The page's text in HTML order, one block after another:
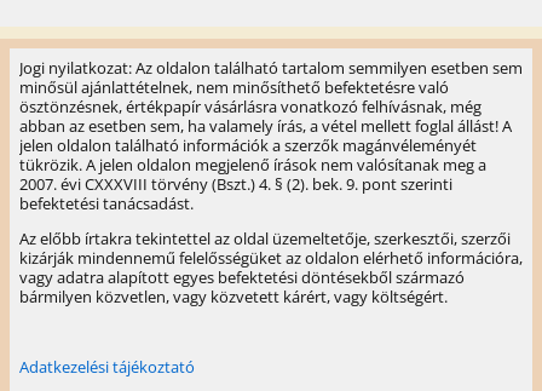
Jogi nyilatkozat: Az oldalon található tartalom semmilyen esetben sem
minősül ajánlattételnek, nem minősíthető befektetésre való
ösztönzésnek, értékpapír vásárlásra vonatkozó felhívásnak, még
abban az esetben sem, ha valamely írás, a vétel mellett foglal állást! A
jelen oldalon található információk a szerzők magánvéleményét
tükrözik. A jelen oldalon megjelenő írások nem valósítanak meg a
2007. évi CXXXVIII törvény (Bszt.) 4. § (2). bek. 9. pont szerinti
befektetési tanácsadást.
Az előbb írtakra tekintettel az oldal üzemeltetője, szerkesztői, szerzői
kizárják mindennemű felelősségüket az oldalon elérhető információra,
vagy adatra alapított egyes befektetési döntésekből származó
bármilyen közvetlen, vagy közvetett kárért, vagy költségért.
Adatkezelési tájékoztató